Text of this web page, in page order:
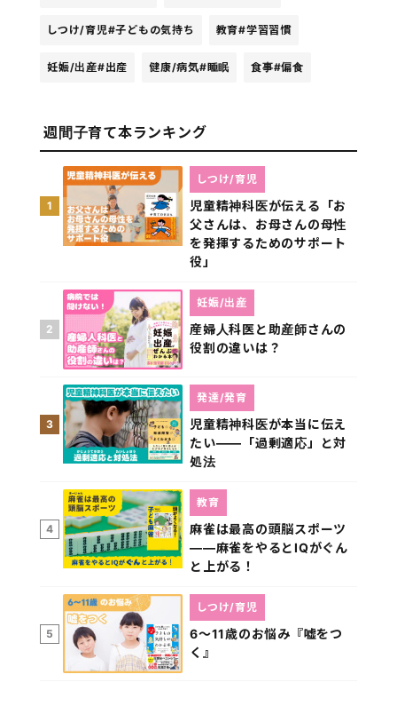
しつけ/育児#子どもの気持ち 教育#学習習慣
妊娠/出産#出産 健康/病気#睡眠 食事#偏食
週間子育て本ランキング
1
児童精神科医が伝える「お
父さんは、お母さんの母性
を発揮するためのサポート
役」
しつけ/育児
2
産婦人科医と助産師さんの
役割の違いは？
妊娠/出産
3
児童精神科医が本当に伝え
たい――「過剰適応」と対
処法
発達/発育
4
麻雀は最高の頭脳スポーツ
――麻雀をやるとIQがぐん
と上がる！
教育
5
6～11歳のお悩み『嘘をつ
く』
しつけ/育児